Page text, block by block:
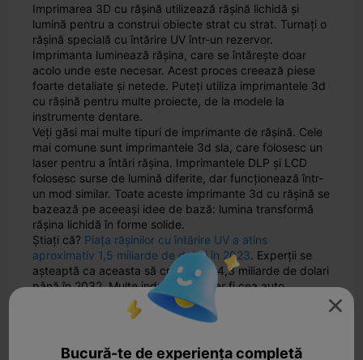
Imprimarea 3D cu rășină utilizează rășină lichidă și
lumină pentru a construi obiecte strat cu strat. Turnați o
rășină specială cu întărire UV într-un rezervor.
Imprimanta luminează rășina, care se întărește doar
acolo unde este necesar. Acest proces creează piese
foarte detaliate și netede. Puteți utiliza imprimantele 3d
cu rășină pentru multe proiecte, de la modele la
instrumente dentare.
Veți găsi mai multe tipuri de imprimante de rășină. Cele
mai comune sunt imprimantele 3d sla, care folosesc un
laser pentru a întări rășina. Imprimantele DLP și LCD
folosesc surse de lumină diferite, dar funcționează într-
un mod similar. Toate aceste imprimante 3d cu rășină se
bazează pe aceeași idee de bază: lumina transformă
rășina lichidă în forme solide.
Știați că? Piața rășinilor cu întărire UV a atins
aproximativ 1,5 miliarde de dolari în 2023. Experții se
așteaptă ca aceasta să crească la 4,3 miliarde de dolari
până în 2032. Multe industrii, cum ar fi cea auto,
aerospațială și medicală, folosesc acum imprimarea 3d
cu rășină pentru viteza și precizia sa.
Când utilizați imprimantele 3d cu rășină, începeți prin a

Bucură-te de experiența completă